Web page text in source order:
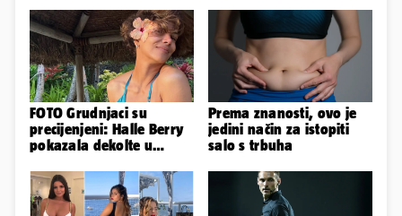
FOTO Grudnjaci su
precijenjeni: Halle Berry
pokazala dekolte u
haljinici
Prema znanosti, ovo je
jedini način za istopiti
salo s trbuha